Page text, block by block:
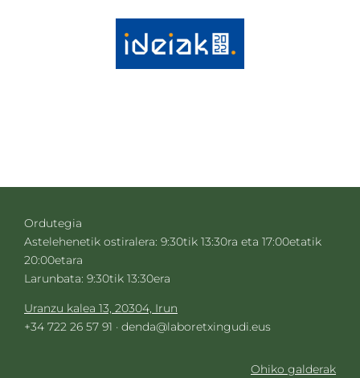
Ordutegia
Astelehenetik ostiralera: 9:30tik 13:30ra eta 17:00etatik
20:00etara
Larunbata: 9:30tik 13:30era
Uranzu kalea 13, 20304, Irun
+34 722 26 57 91 · denda@laboretxingudi.eus
Ohiko galderak